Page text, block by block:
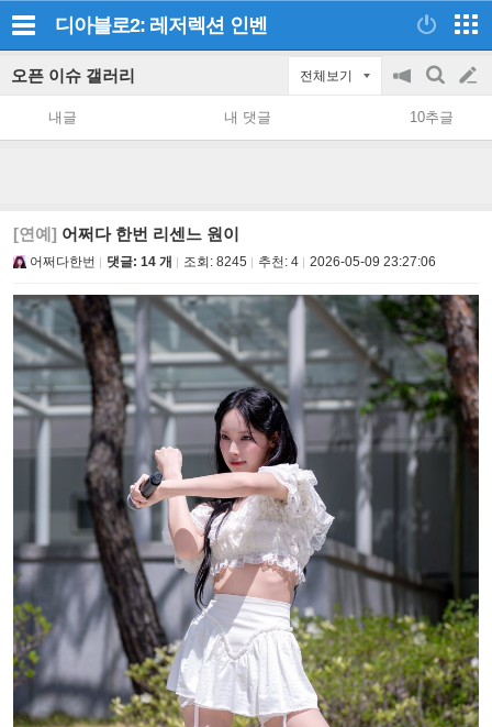
디아블로2: 레저렉션 인벤
오픈 이슈 갤러리 전체보기
공
지
on/off
검
색
글
쓰
내글 내 댓글 10추글
[연예] 어쩌다 한번 리센느 원이
어쩌다한번 댓글: 14 개 조회: 8245 추천: 4 2026-05-09 23:27:06